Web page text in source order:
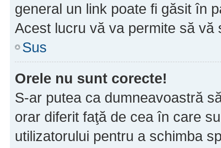
general un link poate fi găsit în
Acest lucru vă va permite să vă
Sus
Orele nu sunt corecte!
S-ar putea ca dumneavoastră
orar diferit faţă de cea în care
utilizatorului pentru a schimba